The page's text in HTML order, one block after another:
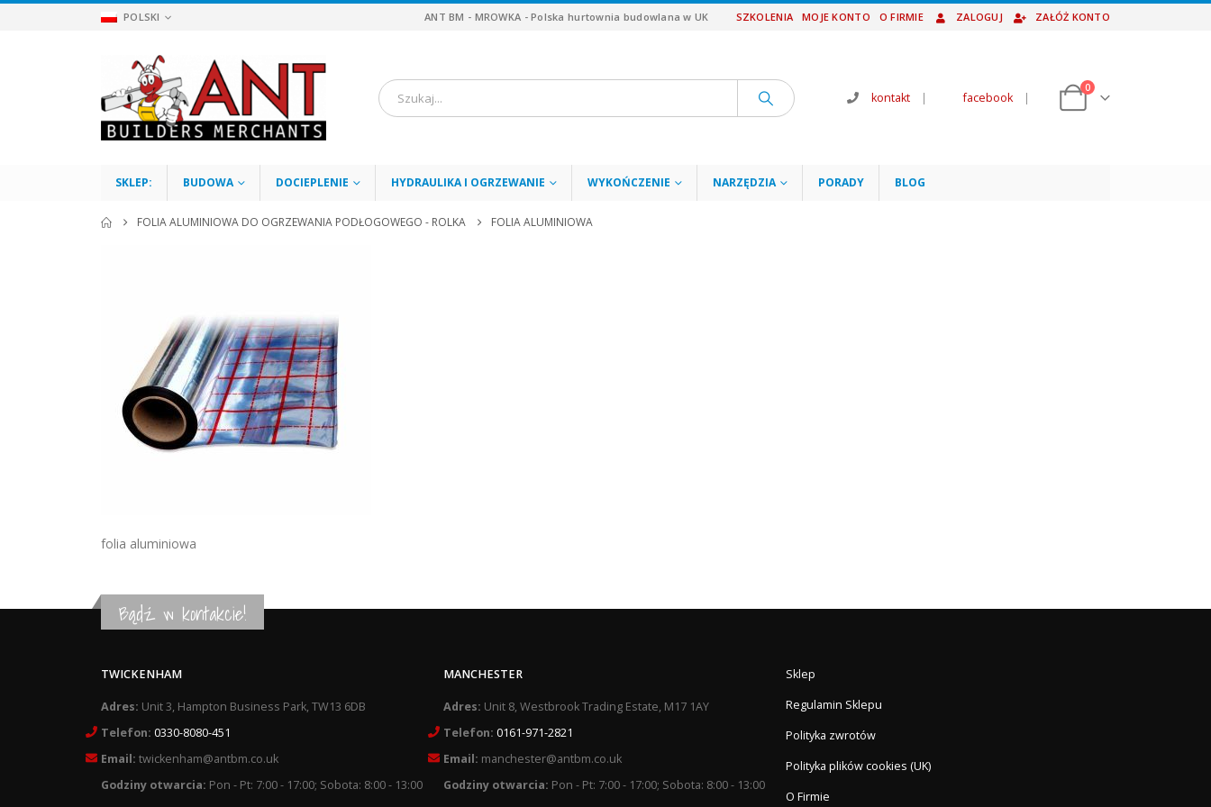
POLSKI ANT BM - MROWKA - Polska hurtownia budowlana w UK SZKOLENIA MOJE KONTO O FIRMIE ZALOGUJ ZAŁÓŻ KONTO
kontakt | facebook |
0
SKLEP: BUDOWA DOCIEPLENIE HYDRAULIKA I OGRZEWANIE WYKOŃCZENIE NARZĘDZIA PORADY BLOG
FOLIA ALUMINIOWA DO OGRZEWANIA PODŁOGOWEGO - ROLKA FOLIA ALUMINIOWA
folia aluminiowa
Bądź w kontakcie!
TWICKENHAM
Adres: Unit 3, Hampton Business Park, TW13 6DB
Telefon: 0330-8080-451
Email: twickenham@antbm.co.uk
Godziny otwarcia: Pon - Pt: 7:00 - 17:00; Sobota: 8:00 - 13:00
MANCHESTER
Adres: Unit 8, Westbrook Trading Estate, M17 1AY
Telefon: 0161-971-2821
Email: manchester@antbm.co.uk
Godziny otwarcia: Pon - Pt: 7:00 - 17:00; Sobota: 8:00 - 13:00
Sklep
Regulamin Sklepu
Polityka zwrotów
Polityka plików cookies (UK)
O Firmie